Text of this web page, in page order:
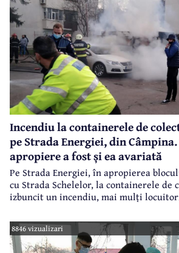
Incendiu la containerele de
pe Strada Energiei, din
apropiere a fost și ea avariată
Pe Strada Energiei, în apropierea
cu Strada Schelelor, la containerele de
izbuncit un incendiu, mai mulți
respectivă s-au aruncat mai multe
8846 vizualizari